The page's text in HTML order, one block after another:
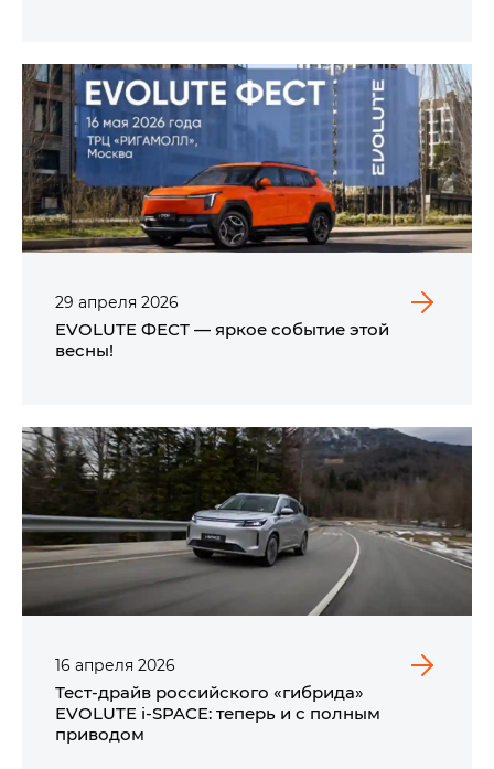
29 апреля 2026
EVOLUTE ФЕСТ — яркое событие этой
весны!
16 апреля 2026
Тест-драйв российского «гибрида»
EVOLUTE i‑SPACE: теперь и с полным
приводом